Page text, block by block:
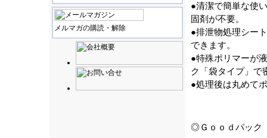
メルマガの購読・解除
●清潔で簡単な使
固剤が不要。
●排泄物処理シー
できます。
●特殊ポリマーが
ク「袋タイプ」で
●処理後は丸めて
◎Ｇｏｏｄパック